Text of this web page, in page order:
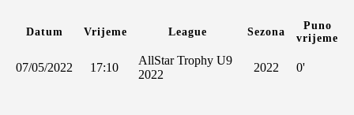
Datum Vrijeme League Sezona
Puno
vrijeme
07/05/2022 17:10
AllStar Trophy U9
2022
2022 0'